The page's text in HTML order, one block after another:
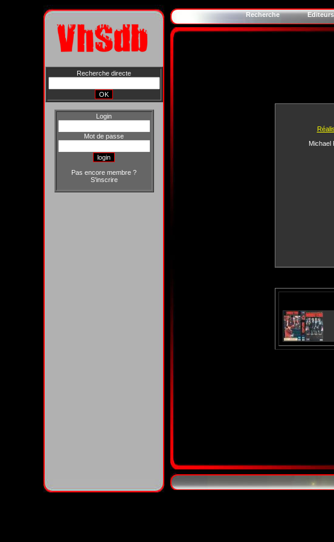
Recherche directe
Login
Mot de passe
Pas encore membre ?
S'inscrire
Recherche Editeurs
Michael